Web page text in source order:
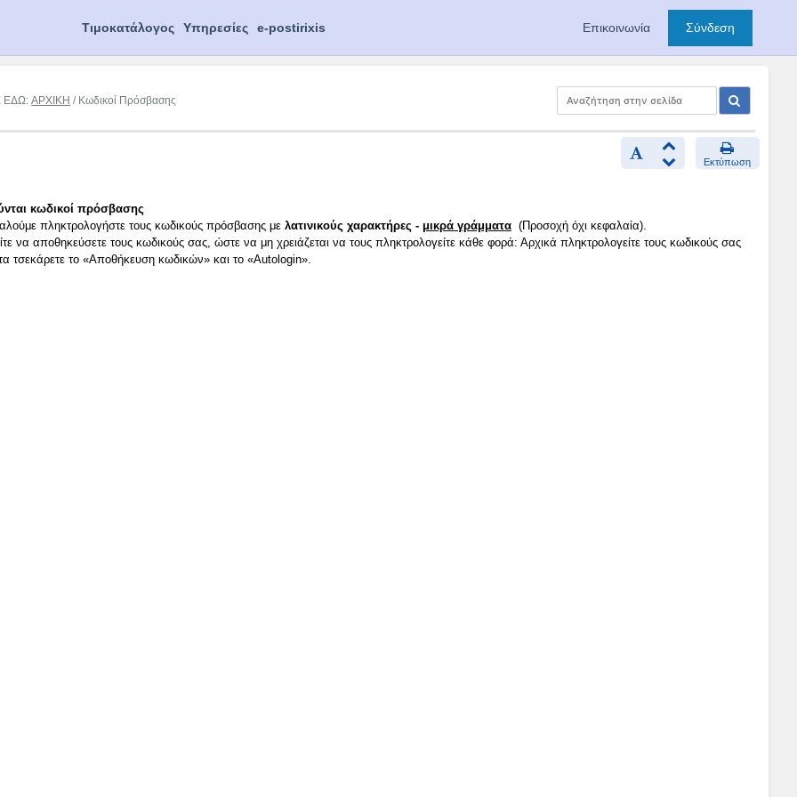
Τιμοκατάλογος Υπηρεσίες e-postirixis Επικοινωνία Σύνδεση
ΕΔΩ:ΑΡΧΙΚΗ / Κωδικοί Πρόσβασης
Εκτύπωση
κωδικοί πρόσβασης
πληκτρολογήστε τους κωδικούς πρόσβασης με λατινικούς χαρακτήρες - μικρά γράμματα(Προσοχή όχι κεφαλαία).
να αποθηκεύσετε τους κωδικούς σας, ώστε να μη χρειάζεται να τους πληκτρολογείτε κάθε φορά: Αρχικά πληκτρολογείτε τους κωδικούς σας
τσεκάρετε το «Αποθήκευση κωδικών» και το «Autologin».